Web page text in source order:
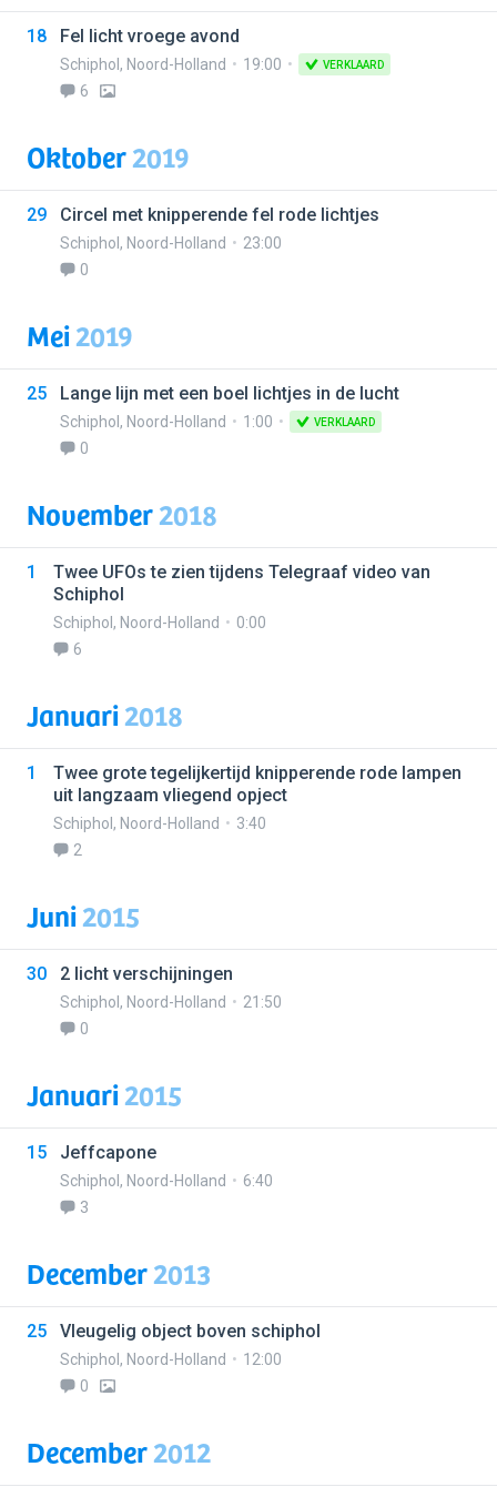
18 Fel licht vroege avond
Schiphol , Noord-Holland 19:00 VERKLAARD
6
Oktober2019
29 Circel met knipperende fel rode lichtjes
Schiphol , Noord-Holland
23:00
0
Mei2019
25 Lange lijn met een boel lichtjes in de lucht
Schiphol , Noord-Holland 1:00 VERKLAARD
0
November2018
1
Twee UFOs te zien tijdens Telegraaf video van
Schiphol
Schiphol , Noord-Holland
0:00
6
Januari2018
1
Twee grote tegelijkertijd knipperende rode lampen
uit langzaam vliegend opject
Schiphol , Noord-Holland
3:40
2
Juni2015
30 2 licht verschijningen
Schiphol , Noord-Holland
21:50
0
Januari2015
15 Jeffcapone
Schiphol , Noord-Holland
6:40
3
December2013
25 Vleugelig object boven schiphol
Schiphol , Noord-Holland
12:00
0
December2012